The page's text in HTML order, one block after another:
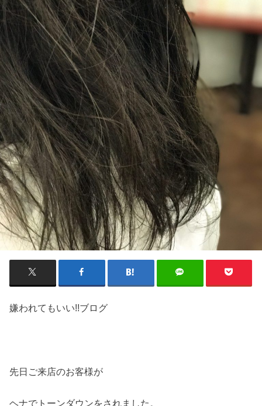
嫌われてもいい!!ブログ
先日ご来店のお客様が
ヘナでトーンダウンをされました。